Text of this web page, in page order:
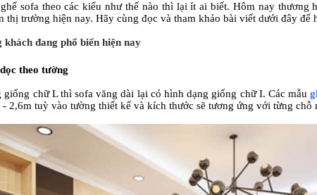
sofa theo các kiểu như thế nào thì lại ít ai biết. Hôm nay
thị trường hiện nay. Hãy cùng đọc và tham khảo bài viết dưới đây để
đang phổ biến hiện nay
theo tường
giống chữ L thì sofa văng dài lại có hình dạng giống chữ I. Các mẫu
2,6m tuỳ vào tường thiết kế và kích thước sẽ tương ứng với từng chỗ